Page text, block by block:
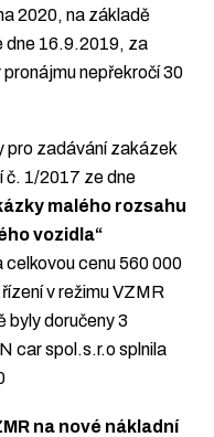
2020, na základě
16.9.2019, za
nepřekročí 30
pro zadávání zakázek
č. 1/2017 ze dne
malého rozsahu
vozidla“
cenu 560 000
v režimu VZMR
byly doručeny 3
car spol.s.r.o splnila
na nové nákladní